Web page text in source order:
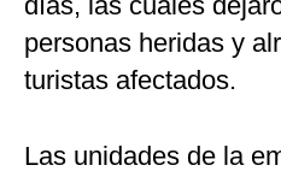
personas heridas y
turistas afectados.
Las unidades de la